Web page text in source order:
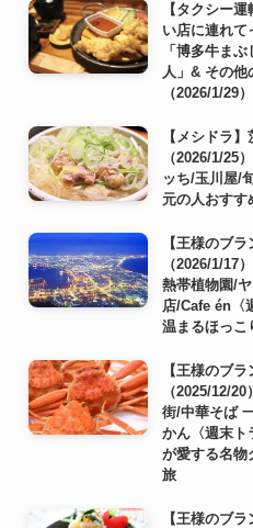
【タクシー
い店に連れて
「博多牛ま
人」& その他
（2026/1/29
【メシドラ
（2026/1/25
ッち/玉川屋/
元の人おすす
【王様のブ
（2026/1/17
熱帯植物園/
店/Cafe én〈
温まるほっこ
【王様のブ
（2025/12/
街/中華そば
かん〈週末ト
が愛する名物
旅
【王様のブ